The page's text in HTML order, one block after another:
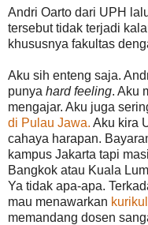
Andri Oarto dari UPH
tersebut tidak terjadi
khususnya fakultas
Aku sih enteng saja.
punya hard feeling. Aku
mengajar. Aku juga
di Pulau Jawa. Aku kira
cahaya harapan.
kampus Jakarta tapi
Bangkok atau Kuala
Ya tidak apa-apa.
mau menawarkan
memandang dosen